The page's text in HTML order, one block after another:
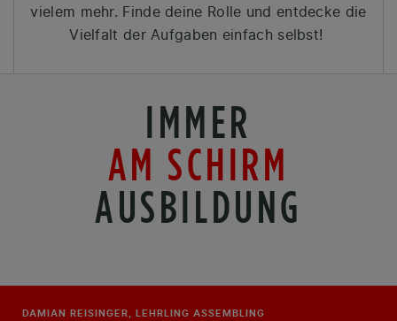
vielem mehr. Finde deine Rolle und entdecke die
Vielfalt der Aufgaben einfach selbst!
IMMER
AM SCHIRM
AUSBILDUNG
DAMIAN REISINGER, LEHRLING ASSEMBLING